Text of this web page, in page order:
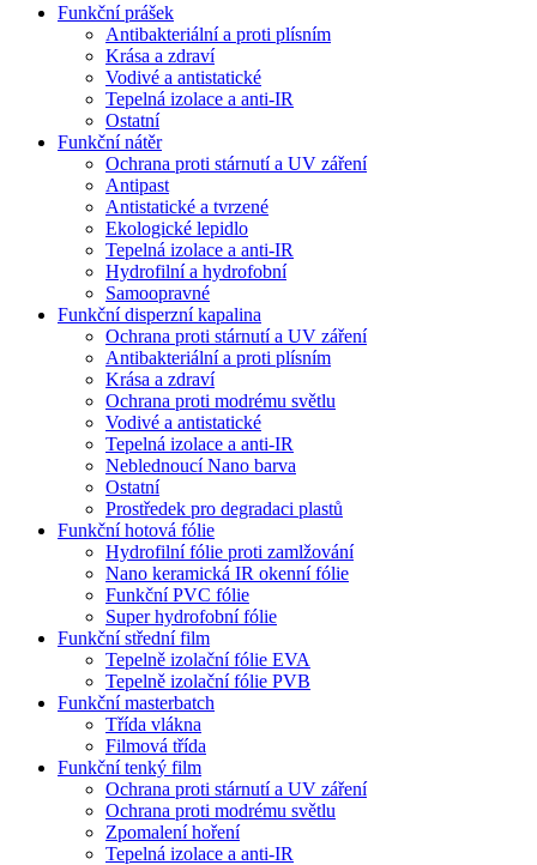
Funkční prášek
Antibakteriální a proti plísním
Krása a zdraví
Vodivé a antistatické
Tepelná izolace a anti-IR
Ostatní
Funkční nátěr
Ochrana proti stárnutí a UV záření
Antipast
Antistatické a tvrzené
Ekologické lepidlo
Tepelná izolace a anti-IR
Hydrofilní a hydrofobní
Samoopravné
Funkční disperzní kapalina
Ochrana proti stárnutí a UV záření
Antibakteriální a proti plísním
Krása a zdraví
Ochrana proti modrému světlu
Vodivé a antistatické
Tepelná izolace a anti-IR
Neblednoucí Nano barva
Ostatní
Prostředek pro degradaci plastů
Funkční hotová fólie
Hydrofilní fólie proti zamlžování
Nano keramická IR okenní fólie
Funkční PVC fólie
Super hydrofobní fólie
Funkční střední film
Tepelně izolační fólie EVA
Tepelně izolační fólie PVB
Funkční masterbatch
Třída vlákna
Filmová třída
Funkční tenký film
Ochrana proti stárnutí a UV záření
Ochrana proti modrému světlu
Zpomalení hoření
Tepelná izolace a anti-IR